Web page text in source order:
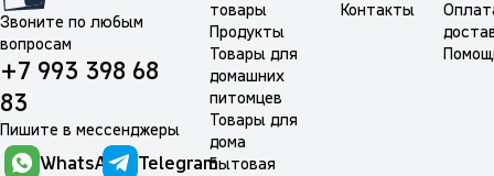
Звоните по любым
вопросам
+7 993 398 68
83
Пишите в мессенджеры
WhatsApp Telegram
товары
Продукты
Товары для
домашних
питомцев
Товары для
дома
Бытовая
Контакты